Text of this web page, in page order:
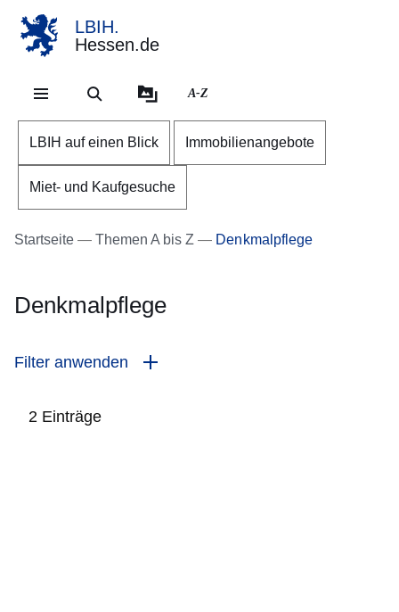
LBIH.
Hessen.de
A-Z
LBIH auf einen Blick Immobilienangebote
Miet- und Kaufgesuche
Startseite Themen A bis Z Denkmalpflege
Denkmalpflege
Filter anwenden
2 Einträge